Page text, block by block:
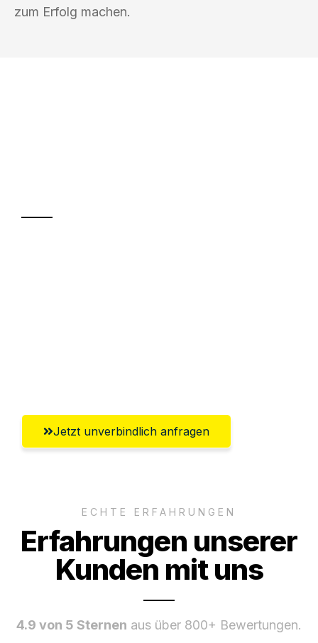
zum Erfolg machen.
Jetzt unverbindlich anfragen
ECHTE ERFAHRUNGEN
Erfahrungen unserer
Kunden mit uns
4.9 von 5 Sternen aus über 800+ Bewertungen.